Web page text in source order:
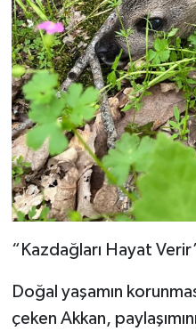
“Kazdağları Hayat
Doğal yaşamın
çeken Akkan,